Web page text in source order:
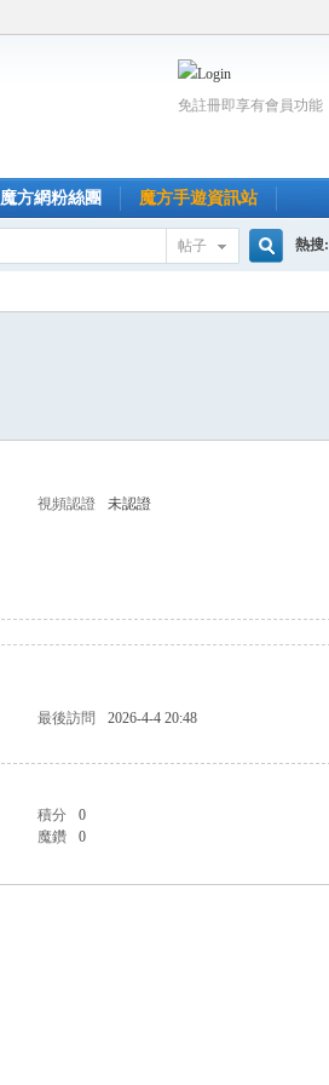
免註冊即享有會員功能
魔方網粉絲團 魔方手遊資訊站
帖子 熱搜:
視頻認證 未認證
最後訪問 2026-4-4 20:48
積分 0
魔鑽 0